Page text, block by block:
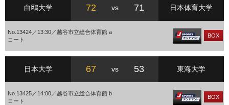
白鴎大学 72 vs 71 日本体育大学
No.13424／13:30／越谷市立総合体育館 a
コート
BOX
日本大学 67 vs 53 東海大学
No.13425／14:00／越谷市立総合体育館 b
コート
BOX